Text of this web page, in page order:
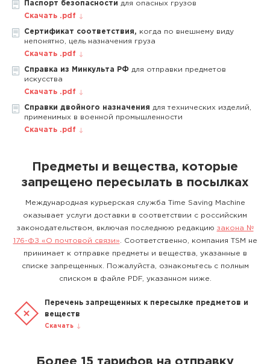
Паспорт безопасности для опасных грузов
Скачать .pdf
Сертификат соответствия, когда по внешнему виду
непонятно, цель назначения груза
Скачать .pdf
Справка из Минкульта РФ для отправки предметов
искусства
Скачать .pdf
Справки двойного назначения для технических изделий,
применимых в военной промышленности
Скачать .pdf
Предметы и вещества, которые
запрещено пересылать в посылках
Международная курьерская служба Time Saving Machine
оказывает услуги доставки в соответствии с российским
законодательством, включая последнюю редакцию закона №
176-ФЗ «О почтовой связи» . Соответственно, компания TSM не
принимает к отправке предметы и вещества, указанные в
списке запрещенных. Пожалуйста, ознакомьтесь с полным
списком в файле PDF, указанном ниже.
Перечень запрещенных к пересылке предметов и
веществ
Скачать
Более 15 тарифов на отправку